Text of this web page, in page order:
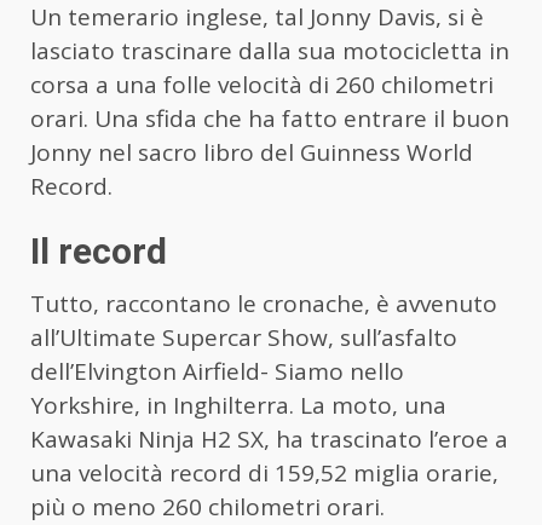
Un temerario inglese, tal Jonny Davis, si è
lasciato trascinare dalla sua motocicletta in
corsa a una folle velocità di 260 chilometri
orari. Una sfida che ha fatto entrare il buon
Jonny nel sacro libro del Guinness World
Record.
Il record
Tutto, raccontano le cronache, è avvenuto
all’Ultimate Supercar Show, sull’asfalto
dell’Elvington Airfield- Siamo nello
Yorkshire, in Inghilterra. La moto, una
Kawasaki Ninja H2 SX, ha trascinato l’eroe a
una velocità record di 159,52 miglia orarie,
più o meno 260 chilometri orari.